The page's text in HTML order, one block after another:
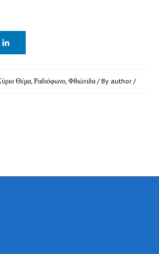
Θέμα, Ραδιόφωνο, Φθιώτιδα / By author /